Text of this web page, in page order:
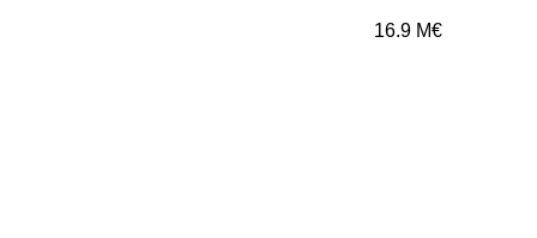
16.9 M€